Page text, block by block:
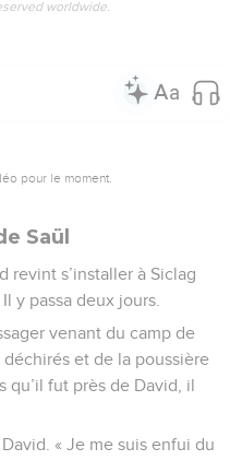
worldwide.
pour le moment.
Saül
revint s’installer à Siclag
y passa deux jours.
venant du camp de
et de la poussière
qu’il fut près de David, il
« Je me suis enfui du